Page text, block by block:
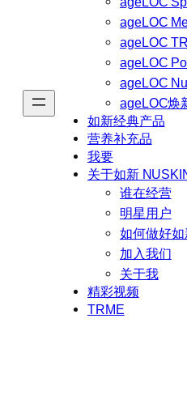
ageLOC
ageLOC
ageLOC
ageLOC
ageLOC焕
如新经典产品
营养补充品
我要
关于如新
谁在经营
明星用户
如何做好如
加入我们
关于我
精彩视频
TRME